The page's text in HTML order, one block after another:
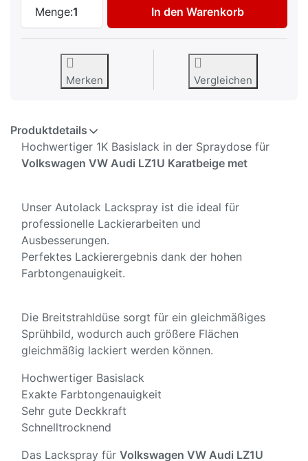
Menge:1 In den Warenkorb
Merken Vergleichen
Produktdetails
Hochwertiger 1K Basislack in der Spraydose für
Volkswagen VW Audi LZ1U Karatbeige met
Unser Autolack Lackspray ist die ideal für
professionelle Lackierarbeiten und
Ausbesserungen.
Perfektes Lackierergebnis dank der hohen
Farbtongenauigkeit.
Die Breitstrahldüse sorgt für ein gleichmäßiges
Sprühbild, wodurch auch größere Flächen
gleichmäßig lackiert werden können.
Hochwertiger Basislack
Exakte Farbtongenauigkeit
Sehr gute Deckkraft
Schnelltrocknend
Das Lackspray für Volkswagen VW Audi LZ1U